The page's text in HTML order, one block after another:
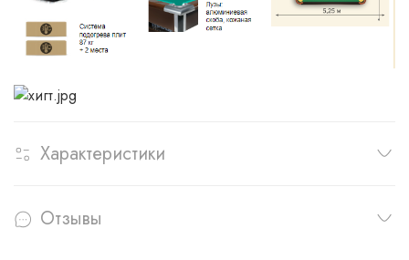
Характеристики
Отзывы